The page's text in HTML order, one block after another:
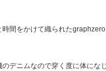
間をかけて織られた
デニムなので穿く度に体にな